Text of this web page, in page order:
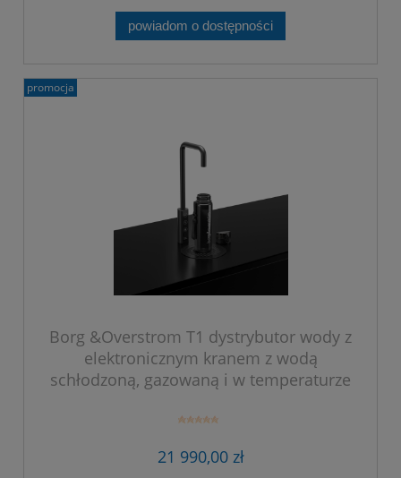
powiadom o dostępności
Borg &Overstrom T1 dystrybutor wody z
elektronicznym kranem z wodą
schłodzoną, gazowaną i w temperaturze
21 990,00 zł
promocja